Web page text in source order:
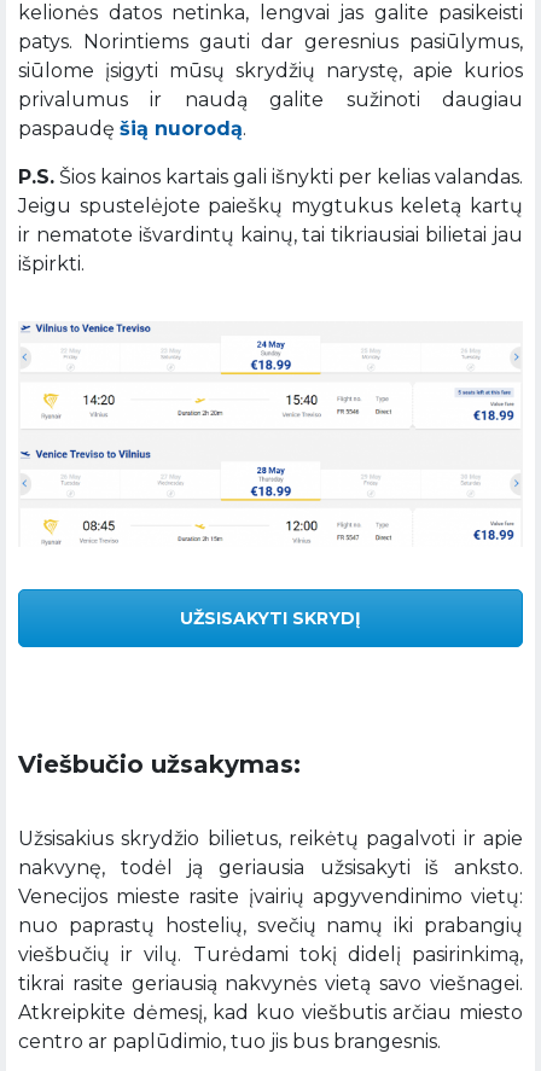
kelionės datos netinka, lengvai jas galite pasikeisti
patys. Norintiems gauti dar geresnius pasiūlymus,
siūlome įsigyti mūsų skrydžių narystę, apie kurios
privalumus ir naudą galite sužinoti daugiau
paspaudę šią nuorodą.
P.S. Šios kainos kartais gali išnykti per kelias valandas.
Jeigu spustelėjote paieškų mygtukus keletą kartų
ir nematote išvardintų kainų, tai tikriausiai bilietai jau
išpirkti.
UŽSISAKYTI SKRYDĮ
Viešbučio užsakymas:
Užsisakius skrydžio bilietus, reikėtų pagalvoti ir apie
nakvynę, todėl ją geriausia užsisakyti iš anksto.
Venecijos mieste rasite įvairių apgyvendinimo vietų:
nuo paprastų hostelių, svečių namų iki prabangių
viešbučių ir vilų. Turėdami tokį didelį pasirinkimą,
tikrai rasite geriausią nakvynės vietą savo viešnagei.
Atkreipkite dėmesį, kad kuo viešbutis arčiau miesto
centro ar paplūdimio, tuo jis bus brangesnis.